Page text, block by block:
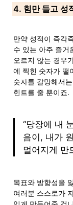
4. 힘만 들고 성
만약 성적이 즉각
수 있는 아주 즐거
오르지 않는 경우
에 찍힌 숫자가 떨
숫자를 갈망해서
힌트를 줄 뿐이죠.
“당장에 내
음이, 내가
멀어지게 만
목표와 방향성을
여러분 스스로가